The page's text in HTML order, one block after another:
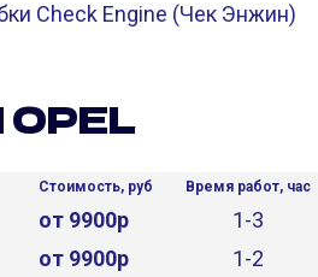
Check Engine (Чек Энжин)
Стоимость, руб Время работ, час
от 9900р
1-3
от 9900р
1-2